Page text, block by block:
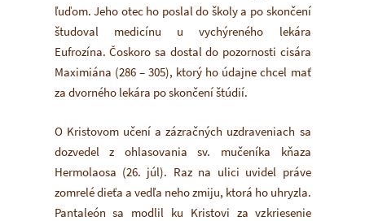
ľuďom. Jeho otec ho poslal do školy a po skončení
študoval medicínu u vychýreného lekára
Eufrozína. Čoskoro sa dostal do pozornosti cisára
Maximiána (286 – 305), ktorý ho údajne chcel mať
za dvorného lekára po skončení štúdií.
O Kristovom učení a zázračných uzdraveniach sa
dozvedel z ohlasovania sv. mučeníka kňaza
Hermolaosa (26. júl). Raz na ulici uvidel práve
zomrelé dieťa a vedľa neho zmiju, ktorá ho uhryzla.
Pantaleón sa modlil ku Kristovi za vzkriesenie